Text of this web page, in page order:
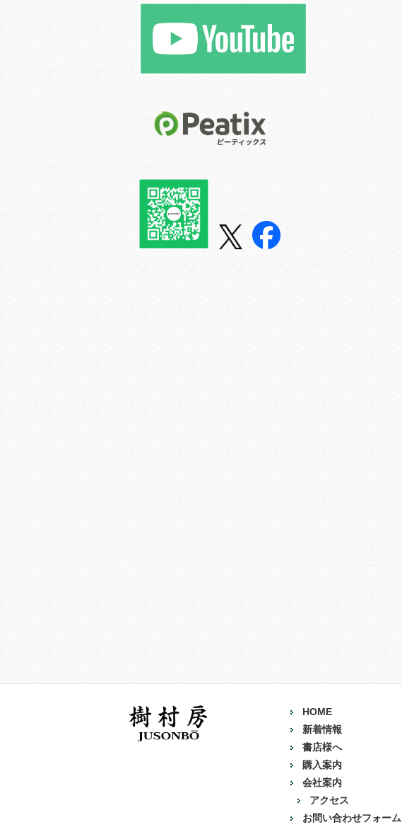
HOME
新着情報
書店様へ
購入案内
会社案内
アクセス
お問い合わせフォーム